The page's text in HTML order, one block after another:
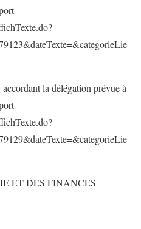
la délégation prévue à
ET DES FINANCES